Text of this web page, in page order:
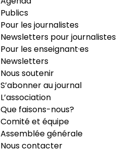
Publics
Pour les journalistes
Newsletters pour journalistes
Pour les enseignant·es
Newsletters
Nous soutenir
S’abonner au journal
L’association
Que faisons-nous?
Comité et équipe
Assemblée générale
Nous contacter